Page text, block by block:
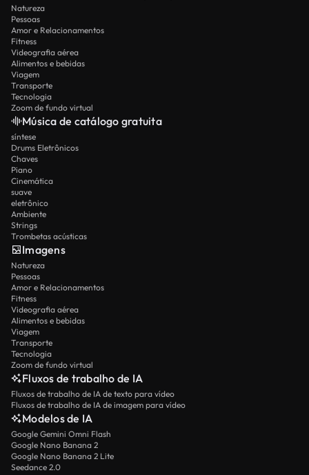
Natureza
Pessoas
Amor e Relacionamentos
Fitness
Videografia aérea
Alimentos e bebidas
Viagem
Transporte
Tecnologia
Zoom de fundo virtual
Música de catálogo gratuita
síntese
Drums Eletrônicos
Chaves
Piano
Cinemática
suave
eletrônico
Ambiente
Strings
Trombetas acústicas
Imagens
Natureza
Pessoas
Amor e Relacionamentos
Fitness
Videografia aérea
Alimentos e bebidas
Viagem
Transporte
Tecnologia
Zoom de fundo virtual
Fluxos de trabalho de IA
Fluxos de trabalho de IA de texto para vídeo
Fluxos de trabalho de IA de imagem para vídeo
Modelos de IA
Google Gemini Omni Flash
Google Nano Banana 2
Google Nano Banana 2 Lite
Seedance 2.0